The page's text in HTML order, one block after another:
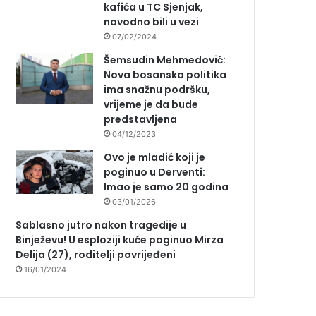
kafića u TC Sjenjak,
navodno bili u vezi
07/02/2024
Šemsudin Mehmedović:
Nova bosanska politika
ima snažnu podršku,
vrijeme je da bude
predstavljena
04/12/2023
Ovo je mladić koji je
poginuo u Derventi:
Imao je samo 20 godina
03/01/2026
Sablasno jutro nakon tragedije u
Binježevu! U esploziji kuće poginuo Mirza
Delija (27), roditelji povrijeđeni
16/01/2024